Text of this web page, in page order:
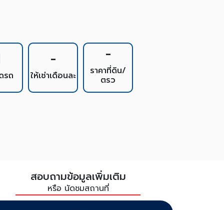
รถ
-
ให้เช่าเดือนละ
-
ราคาที่ดิน/
ตรว
สอบถามข้อมูลเพิ่มเติม
หรือ นัดชมสถานที่